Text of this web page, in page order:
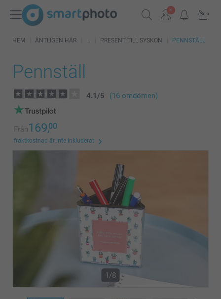
HEM ÄNTLIGEN HÄR PRESENT TILL SYSKON PENNSTÄLL
Pennställ
4.1/5 (16 omdömen)
Från169,00
fraktkostnad är inte inkluderat
1/8